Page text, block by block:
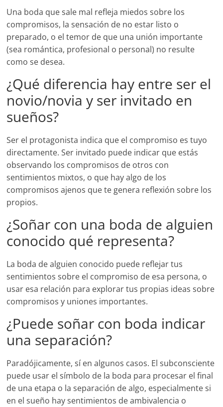
Una boda que sale mal refleja miedos sobre los
compromisos, la sensación de no estar listo o
preparado, o el temor de que una unión importante
(sea romántica, profesional o personal) no resulte
como se desea.
¿Qué diferencia hay entre ser el
novio/novia y ser invitado en
sueños?
Ser el protagonista indica que el compromiso es tuyo
directamente. Ser invitado puede indicar que estás
observando los compromisos de otros con
sentimientos mixtos, o que hay algo de los
compromisos ajenos que te genera reflexión sobre los
propios.
¿Soñar con una boda de alguien
conocido qué representa?
La boda de alguien conocido puede reflejar tus
sentimientos sobre el compromiso de esa persona, o
usar esa relación para explorar tus propias ideas sobre
compromisos y uniones importantes.
¿Puede soñar con boda indicar
una separación?
Paradójicamente, sí en algunos casos. El subconsciente
puede usar el símbolo de la boda para procesar el final
de una etapa o la separación de algo, especialmente si
en el sueño hay sentimientos de ambivalencia o